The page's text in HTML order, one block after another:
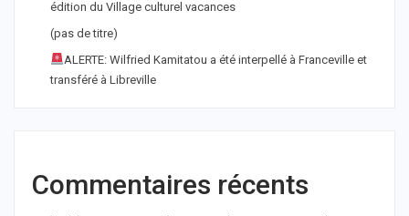
édition du Village culturel vacances
(pas de titre)
ALERTE: Wilfried Kamitatou a été interpellé à Franceville et
transféré à Libreville
Commentaires récents